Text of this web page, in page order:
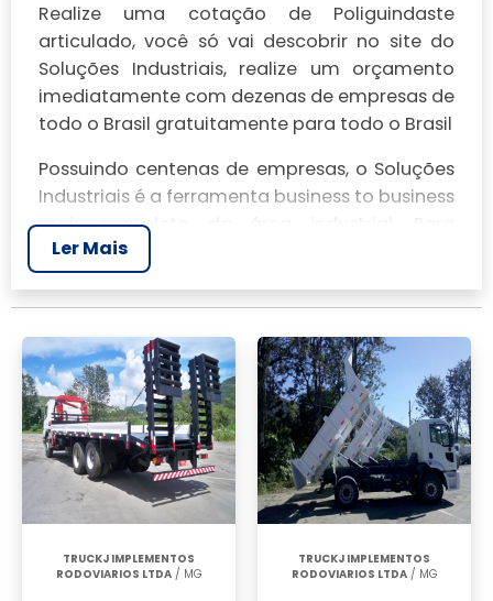
Realize uma cotação de Poliguindaste
articulado, você só vai descobrir no site do
Soluções Industriais, realize um orçamento
imediatamente com dezenas de empresas de
todo o Brasil gratuitamente para todo o Brasil
Possuindo centenas de empresas, o Soluções
Industriais é a ferramenta business to business
mais completo da área industrial. Para
realizar um orçamento de Poliguindaste
articulado, clique em um ou mais dos
anuciantes a seguir:
Ler Mais
TRUCKJ IMPLEMENTOS
RODOVIARIOS LTDA/ MG
TRUCKJ IMPLEMENTOS
RODOVIARIOS LTDA/ MG